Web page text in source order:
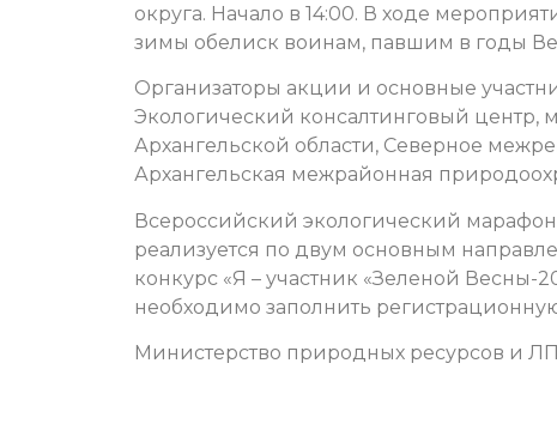
округа. Начало в 14:00. В ходе
зимы обелиск воинам, павшим в годы
Организаторы акции и основные
Экологический консалтинговый
Архангельской области, Северное
Архангельская межрайонная
Всероссийский экологический марафон
реализуется по двум основным
конкурс «Я – участник «Зеленой Весны-
необходимо заполнить
Министерство природных ресурсов и